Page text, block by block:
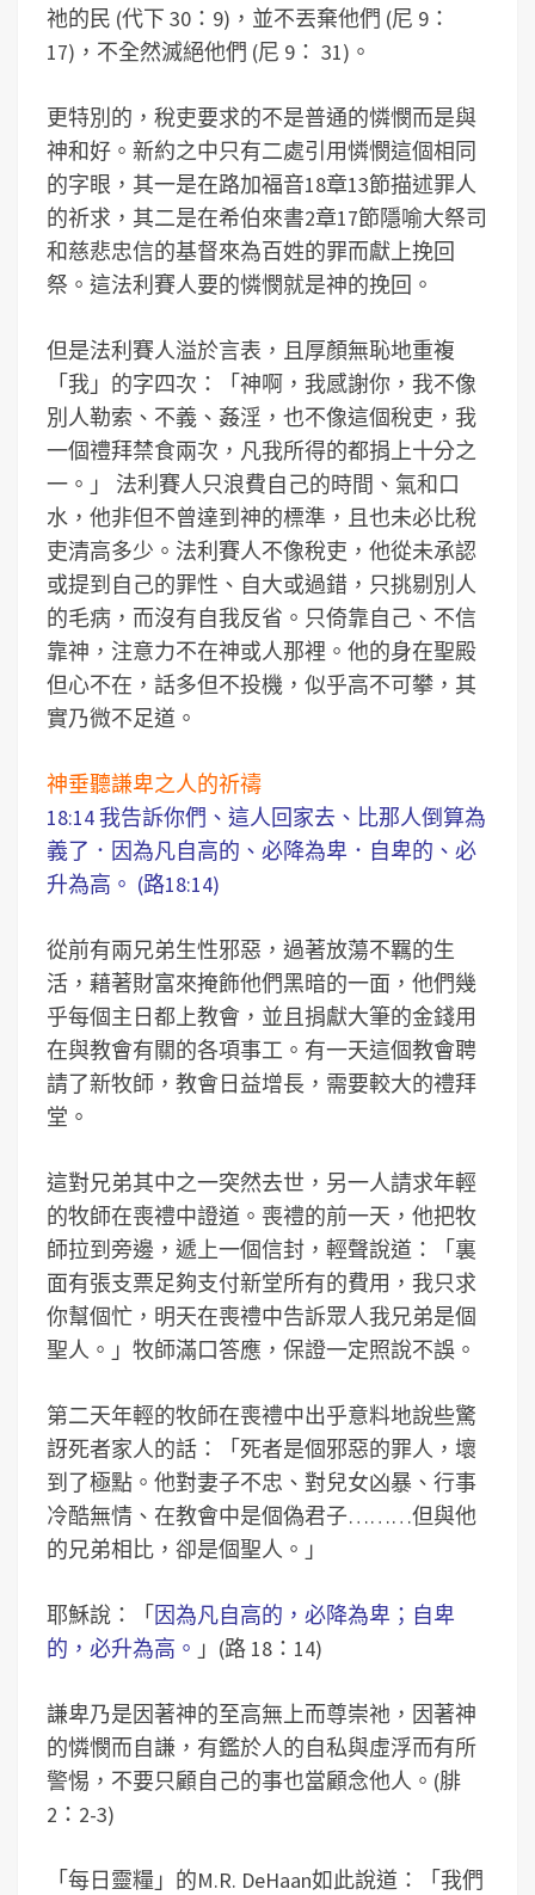
祂的民 (代下 30：9)，並不丟棄他們 (尼 9：
17)，不全然滅絕他們 (尼 9： 31)。
更特別的，稅吏要求的不是普通的憐憫而是與
神和好。新約之中只有二處引用憐憫這個相同
的字眼，其一是在路加福音18章13節描述罪人
的祈求，其二是在希伯來書2章17節隱喻大祭司
和慈悲忠信的基督來為百姓的罪而獻上挽回
祭。這法利賽人要的憐憫就是神的挽回。
但是法利賽人溢於言表，且厚顏無恥地重複
「我」的字四次：「神啊，我感謝你，我不像
別人勒索、不義、姦淫，也不像這個稅吏，我
一個禮拜禁食兩次，凡我所得的都捐上十分之
一。」 法利賽人只浪費自己的時間、氣和口
水，他非但不曾達到神的標準，且也未必比稅
吏清高多少。法利賽人不像稅吏，他從未承認
或提到自己的罪性、自大或過錯，只挑剔別人
的毛病，而沒有自我反省。只倚靠自己、不信
靠神，注意力不在神或人那裡。他的身在聖殿
但心不在，話多但不投機，似乎高不可攀，其
實乃微不足道。
神垂聽謙卑之人的祈禱
18:14 我告訴你們、這人回家去、比那人倒算為
義了．因為凡自高的、必降為卑．自卑的、必
升為高。 (路18:14)
從前有兩兄弟生性邪惡，過著放蕩不羈的生
活，藉著財富來掩飾他們黑暗的一面，他們幾
乎每個主日都上教會，並且捐獻大筆的金錢用
在與教會有關的各項事工。有一天這個教會聘
請了新牧師，教會日益增長，需要較大的禮拜
堂。
這對兄弟其中之一突然去世，另一人請求年輕
的牧師在喪禮中證道。喪禮的前一天，他把牧
師拉到旁邊，遞上一個信封，輕聲說道：「裏
面有張支票足夠支付新堂所有的費用，我只求
你幫個忙，明天在喪禮中告訴眾人我兄弟是個
聖人。」牧師滿口答應，保證一定照說不誤。
第二天年輕的牧師在喪禮中出乎意料地說些驚
訝死者家人的話：「死者是個邪惡的罪人，壞
到了極點。他對妻子不忠、對兒女凶暴、行事
冷酷無情、在教會中是個偽君子………但與他
的兄弟相比，卻是個聖人。」
耶穌說：「因為凡自高的，必降為卑；自卑
的，必升為高。 」(路 18：14)
謙卑乃是因著神的至高無上而尊崇祂，因著神
的憐憫而自謙，有鑑於人的自私與虛浮而有所
警惕，不要只顧自己的事也當顧念他人。(腓
2：2-3)
「每日靈糧」的M.R. DeHaan如此說道：「我們